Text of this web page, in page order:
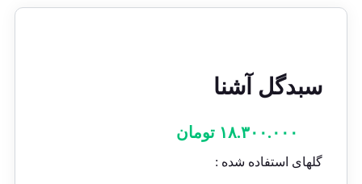
سبدگل آشنا
۱۸.۳۰۰.۰۰۰ تومان
گلهای استفاده شده :